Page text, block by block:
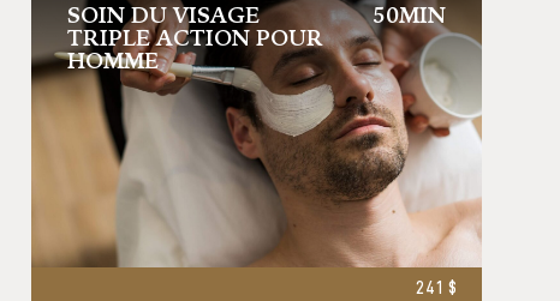
SOIN DU VISAGE
TRIPLE ACTION POUR
HOMME
50MIN
241 $